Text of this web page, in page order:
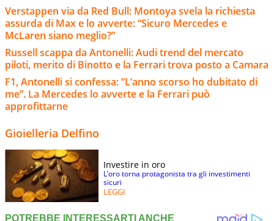
Verstappen via da Red Bull: Montoya svela la richiesta
assurda di Max e lo avverte: “Sicuro Mercedes e
McLaren siano meglio?”
Russell scappa da Antonelli: Audi trend del mercato
piloti, merito di Binotto e la Ferrari trova posto a Camara
F1, Antonelli si confessa: “L’anno scorso ho dubitato di
me”. La Mercedes lo avverte e la Ferrari può
approfittarne
Gioielleria Delfino
Investire in oro
L’oro torna protagonista tra gli investimenti
sicuri
LEGGI